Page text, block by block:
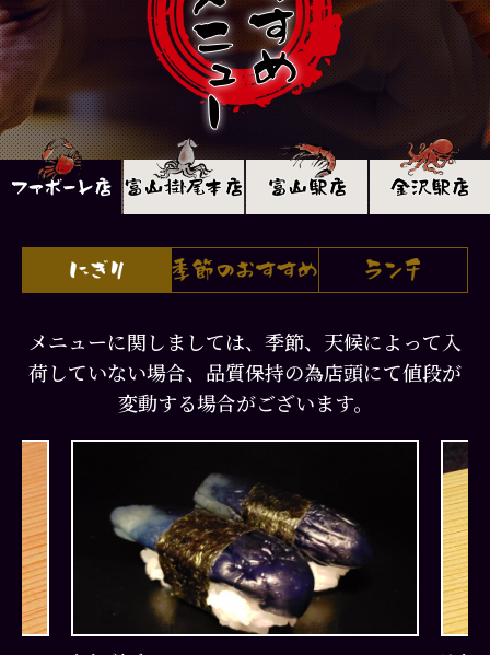
メニューに関しましては、季節、天候によって入
荷していない場合、品質保持の為店頭にて値段が
変動する場合がございます。